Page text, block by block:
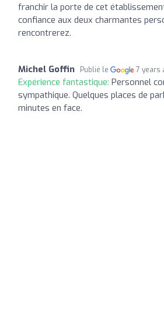
franchir la porte de cet
confiance aux deux charmantes
rencontrerez.
Michel Goffin Publié le 7 years
Expérience fantastique: Personnel
sympathique. Quelques places de
minutes en face.